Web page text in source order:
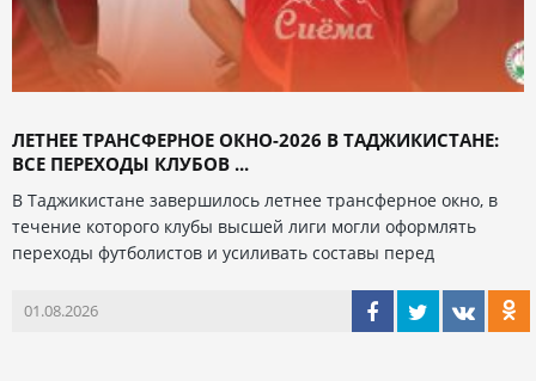
ЛЕТНЕЕ ТРАНСФЕРНОЕ ОКНО-2026 В ТАДЖИКИСТАНЕ:
ВСЕ ПЕРЕХОДЫ КЛУБОВ ...
В Таджикистане завершилось летнее трансферное окно, в
течение которого клубы высшей лиги могли оформлять
переходы футболистов и усиливать составы перед
01.08.2026